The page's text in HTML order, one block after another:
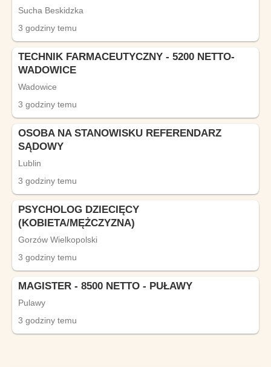
Sucha Beskidzka
3 godziny temu
TECHNIK FARMACEUTYCZNY - 5200 NETTO-
WADOWICE
Wadowice
3 godziny temu
OSOBA NA STANOWISKU REFERENDARZ
SĄDOWY
Lublin
3 godziny temu
PSYCHOLOG DZIECIĘCY
(KOBIETA/MĘŻCZYZNA)
Gorzów Wielkopolski
3 godziny temu
MAGISTER - 8500 NETTO - PUŁAWY
Pulawy
3 godziny temu